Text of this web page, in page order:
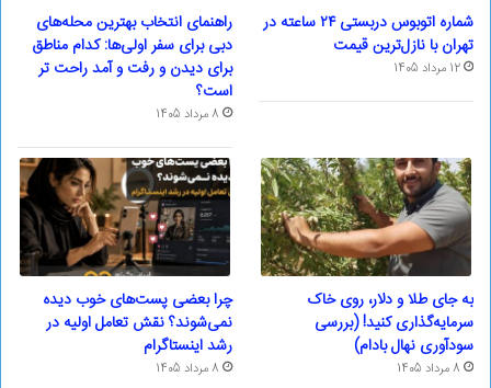
شماره اتوبوس دربستی ۲۴ ساعته در
تهران با نازل‌ترین قیمت
12 مرداد 1405
راهنمای انتخاب بهترین محله‌های
دبی برای سفر اولی‌ها: کدام مناطق
برای دیدن و رفت و آمد راحت تر
است؟
8 مرداد 1405
به جای طلا و دلار، روی خاک
سرمایه‌گذاری کنید! (بررسی
سودآوری نهال بادام)
8 مرداد 1405
چرا بعضی پست‌های خوب دیده
نمی‌شوند؟ نقش تعامل اولیه در
رشد اینستاگرام
8 مرداد 1405